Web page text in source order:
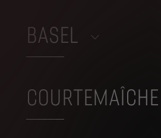
BASEL
COURTEMAÎCHE